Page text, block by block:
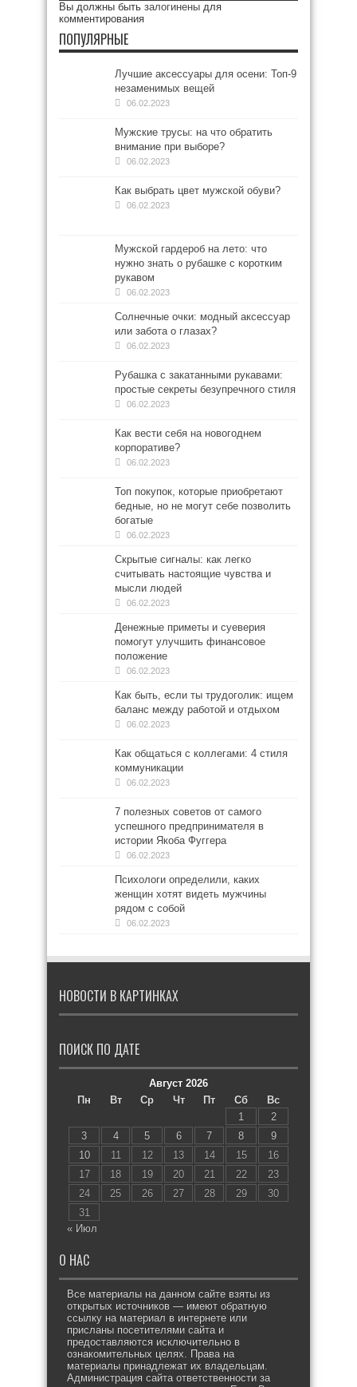
Вы должны быть залогинены для
комментирования
ПОПУЛЯРНЫЕ
Лучшие аксессуары для осени: Топ-9
незаменимых вещей
06.02.2023
Мужские трусы: на что обратить
внимание при выборе?
06.02.2023
Как выбрать цвет мужской обуви?
06.02.2023
Мужской гардероб на лето: что
нужно знать о рубашке с коротким
рукавом
06.02.2023
Солнечные очки: модный аксессуар
или забота о глазах?
06.02.2023
Рубашка с закатанными рукавами:
простые секреты безупречного стиля
06.02.2023
Как вести себя на новогоднем
корпоративе?
06.02.2023
Топ покупок, которые приобретают
бедные, но не могут себе позволить
богатые
06.02.2023
Скрытые сигналы: как легко
считывать настоящие чувства и
мысли людей
06.02.2023
Денежные приметы и суеверия
помогут улучшить финансовое
положение
06.02.2023
Как быть, если ты трудоголик: ищем
баланс между работой и отдыхом
06.02.2023
Как общаться с коллегами: 4 стиля
коммуникации
06.02.2023
7 полезных советов от самого
успешного предпринимателя в
истории Якоба Фуггера
06.02.2023
Психологи определили, каких
женщин хотят видеть мужчины
рядом с собой
06.02.2023
НОВОСТИ В КАРТИНКАХ
ПОИСК ПО ДАТЕ
Август 2026
Пн
Вт Ср Чт Пт Сб
Вс
1
2
3
4 5 6 7 8
9
10
11 12 13 14 15
16
17
18 19 20 21 22
23
24
25 26 27 28 29
30
31
« Июл
О НАС
Все материалы на данном сайте взяты из
открытых источников — имеют обратную
ссылку на материал в интернете или
присланы посетителями сайта и
предоставляются исключительно в
ознакомительных целях. Права на
материалы принадлежат их владельцам.
Администрация сайта ответственности за